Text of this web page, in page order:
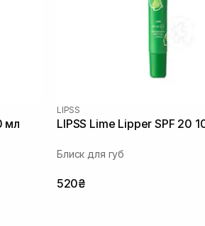
мл
LIPSS
LIPSS Lime Lipper SPF 20
Блиск для губ
520₴